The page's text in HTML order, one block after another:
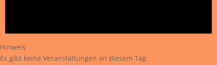
Hinweis
Es gibt keine Veranstaltungen an diesem Tag.